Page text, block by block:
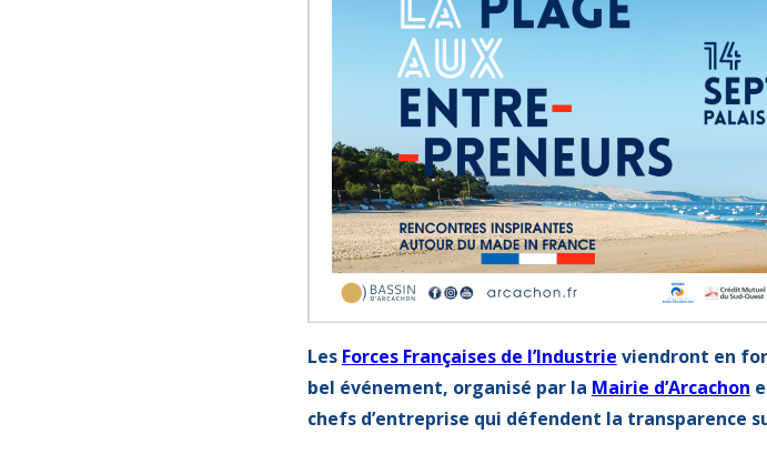
Les Forces Françaises de l’Industrie viendront en
bel événement, organisé par la Mairie d’Arcachon
chefs d’entreprise qui défendent la transparence